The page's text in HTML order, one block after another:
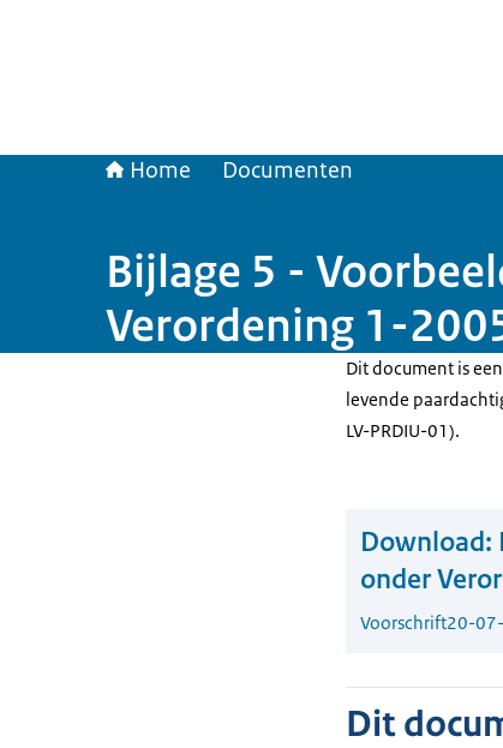
Home Documenten
Bijlage 5 -
Verordening 1-
Dit document is
levende
LV-PRDIU-01).
Download:
onder
Voorschrift20-
Dit